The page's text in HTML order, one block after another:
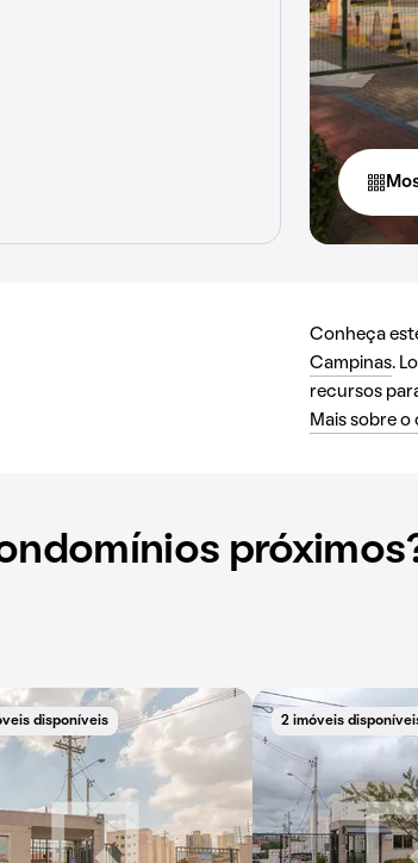
Conheça
Campinas.
recursos
Mais sobre
disponíveis 2 imóveis